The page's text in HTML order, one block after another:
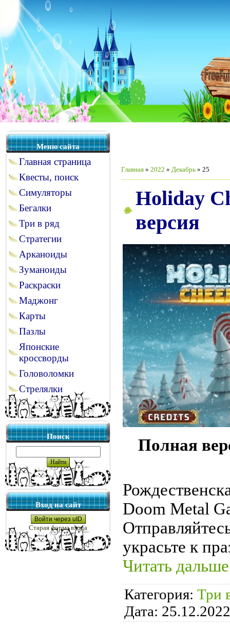
Меню сайта
Главная страница
Квесты, поиск
Симуляторы
Бегалки
Три в ряд
Стратегии
Арканоиды
Зуманоиды
Раскраски
Маджонг
Карты
Пазлы
Японские
кроссворды
Головоломки
Стрелялки
Поиск
Вход на сайт
Войти через uID
Старая форма входа
Главная » 2022 » Декабрь » 25
Holiday
версия
Полная
Doom Metal
украсьте к
Читать
Категория: Три
Дата: 25.12.2022